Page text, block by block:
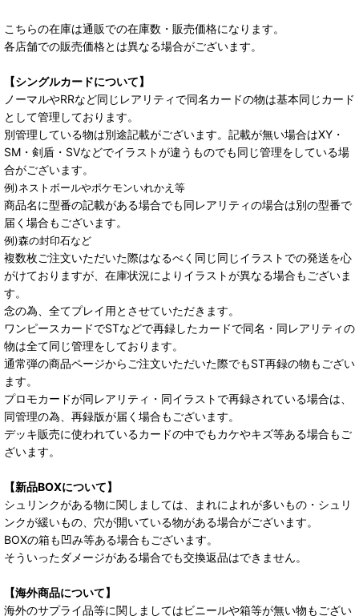
こちらの在庫は通販での在庫数・販売価格になります。
各店舗での販売価格とは異なる場合がございます。
【シングルカードについて】
ノーマルやRRなど同じレアリティで同名カードの物は基本同じカード
として管理しております。
別管理している物は別途記載がございます。記載が無い場合はXY・
SM・剣盾・SVなどでイラストが違うものでも同じ管理をしている場
合がございます。
例)ネストボールやポケモンいれかえ等
商品名に型番の記載がある場合でも同レアリティの場合は別の型番で
届く場合もございます。
例)森の封印石など
複数枚ご注文いただいた際はなるべく同じ同じイラストでの発送を心
がけておりますが、在庫状況によりイラストが異なる場合もございま
す。
念の為、全てプレイ用とさせていただきます。
ワンピースカードでSTなどで再録したカードで同名・同レアリティの
物は全て同じ管理をしております。
通常弾の商品ページからご注文いただいた際でもST再録の物もござい
ます。
プロモカードが同レアリティ・同イラストで再録されている場合は、
同管理の為、再録版が届く場合もございます。
デッキ販売に使われているカードの中でもカケやキズ等ある場合もご
ざいます。
【新品BOXについて】
シュリンクがある物に関しましては、まれによれが多いもの・シュリ
ンクが緩いもの、穴が開いている物がある場合がございます。
BOXの箱も凹み等ある場合もございます。
そういったダメージがある場合でも交換返品はできません。
【海外商品について】
海外のサプライ品等に関しましてはビニールや箱等が無い物もござい